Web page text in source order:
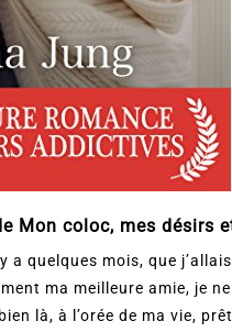
Mon coloc, mes désirs
a quelques mois, que
ma meilleure amie, je
là, à l’orée de ma vie,